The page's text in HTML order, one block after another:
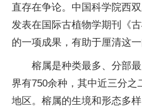
直存在争论。中国科学院西
发表在国际古植物学期刊《
的一项成果，有助于厘清这一
榕属是种类最多、分部
界有750余种，其中近三分之
地区。榕属的生境和形态多